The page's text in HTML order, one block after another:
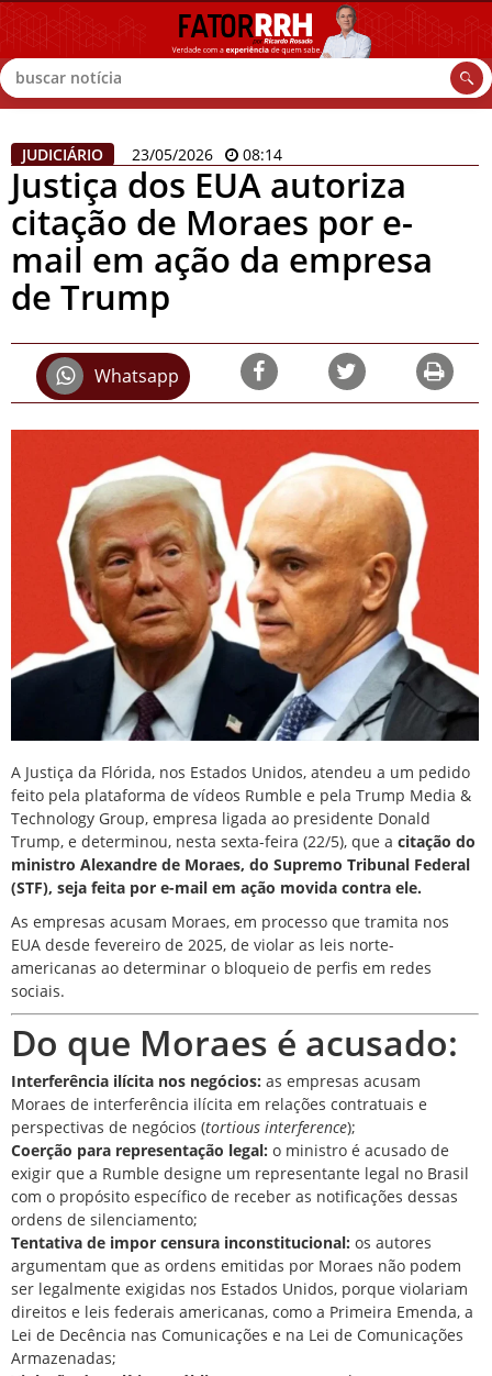
Buscar
JUDICIÁRIO 23/05/2026 08:14
Justiça dos EUA autoriza
citação de Moraes por e-
mail em ação da empresa
de Trump
Whatsapp
A Justiça da Flórida, nos Estados Unidos, atendeu a um pedido
feito pela plataforma de vídeos Rumble e pela Trump Media &
Technology Group, empresa ligada ao presidente Donald
Trump, e determinou, nesta sexta-feira (22/5), que a citação do
ministro Alexandre de Moraes, do Supremo Tribunal Federal
(STF), seja feita por e-mail em ação movida contra ele.
As empresas acusam Moraes, em processo que tramita nos
EUA desde fevereiro de 2025, de violar as leis norte-
americanas ao determinar o bloqueio de perfis em redes
sociais.
Do que Moraes é acusado:
Interferência ilícita nos negócios: as empresas acusam
Moraes de interferência ilícita em relações contratuais e
perspectivas de negócios (tortious interference);
Coerção para representação legal: o ministro é acusado de
exigir que a Rumble designe um representante legal no Brasil
com o propósito específico de receber as notificações dessas
ordens de silenciamento;
Tentativa de impor censura inconstitucional: os autores
argumentam que as ordens emitidas por Moraes não podem
ser legalmente exigidas nos Estados Unidos, porque violariam
direitos e leis federais americanas, como a Primeira Emenda, a
Lei de Decência nas Comunicações e na Lei de Comunicações
Armazenadas;